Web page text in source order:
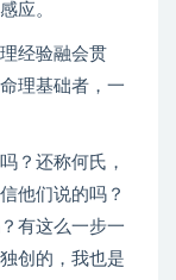
应。
经验融会贯
理基础者，一
？还称何氏，
他们说的吗？
有这么一步一
创的，我也是